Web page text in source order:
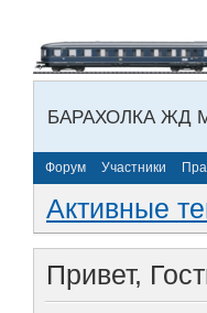
БАРАХОЛКА ЖД
Форум Участники
Активные
Привет,